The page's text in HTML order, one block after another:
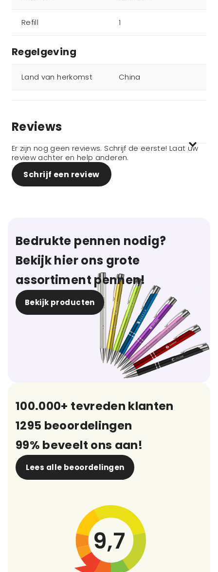
Refill 1
Regelgeving
Land van herkomst China
Reviews
Er zijn nog geen reviews. Schrijf de eerste! Laat uw
review achter en help anderen.
Schrijf een review
Bedrukte pennen nodig?
Bekijk hier ons grote
assortiment pennen!
Bekijk producten
100.000+ tevreden klanten
1295 beoordelingen
99% beveelt ons aan!
Lees alle beoordelingen
9,7